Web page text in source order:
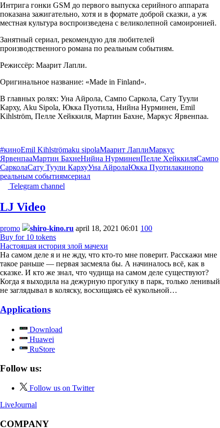
Интрига гонки GSM до первого выпуска серийного аппарата
показана зажигательно, хотя и в формате доброй сказки, а уж
местная культура воспроизведена с великолепной самоиронией.
Занятный сериал, рекомендую для любителей
производственного романа по реальным событиям.
Режиссёр: Маарит Лапли.
Оригинальное название: «Made in Finland».
В главных ролях: Уна Айрола, Сампо Саркола, Сату Туули
Карху, Aku Sipola, Юкка Пуотила, Нийна Нурминен, Emil
Kihlström, Пелле Хейккиля, Мартин Бахне, Маркус Ярвенпаа.
#киноEmil Kihlströmaku sipolaМаарит ЛаплиМаркус
ЯрвенпааМартин БахнеНийна НурминенПелле ХейккиляСампо
СарколаСату Туули КархуУна АйролаЮкка Пуотилакинопо
реальным событиямсериал
Telegram channel
LJ Video
promo shiro-kino.ru april 18, 2021 06:01 100
Buy for 10 tokens
Настоящая история злой мачехи
На самом деле я и не жду, что кто-то мне поверит. Расскажи мне
такое раньше — первая засмеяла бы. А начиналось всё, как в
сказке. И кто же знал, что чудища на самом деле существуют?
Когда я выходила на дежурную прогулку в парк, только ленивый
не заглядывал в коляску, восхищаясь её кукольной…
Applications
Download
Huawei
RuStore
Follow us:
Follow us on Twitter
LiveJournal
COMPANY